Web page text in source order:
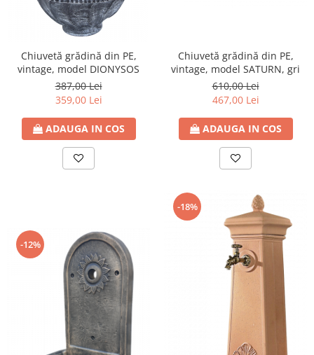
Chiuvetă grădină din PE,
vintage, model DIONYSOS
387,00 Lei
359,00 Lei
ADAUGA IN COS
Chiuvetă grădină din PE,
vintage, model SATURN, gri
610,00 Lei
467,00 Lei
ADAUGA IN COS
-12%
-18%